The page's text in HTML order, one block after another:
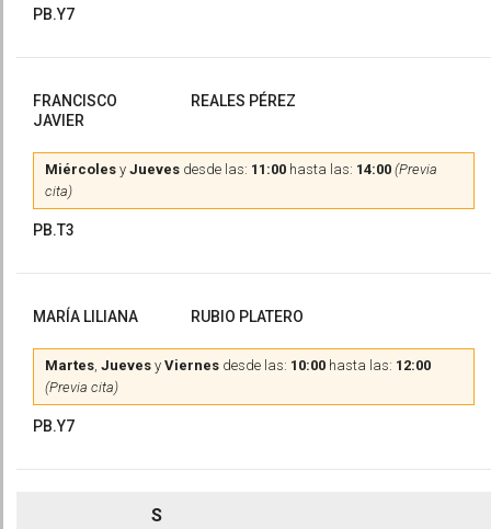
PB.Y7
FRANCISCO
JAVIER
REALES PÉREZ
Miércoles y Jueves desde las: 11:00 hasta las: 14:00 (Previa
cita)
PB.T3
MARÍA LILIANA RUBIO PLATERO
Martes, Jueves y Viernes desde las: 10:00 hasta las: 12:00
(Previa cita)
PB.Y7
S